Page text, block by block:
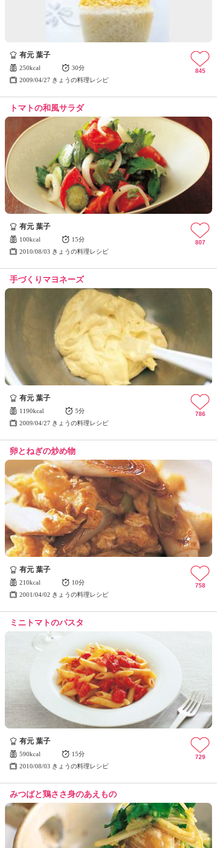
有元 葉子
250kcal
30分
2009/04/27 きょうの料理レシピ
845
トマトの和風サラダ
有元 葉子
100kcal
15分
2010/08/03 きょうの料理レシピ
807
手づくりマヨネーズ
有元 葉子
1190kcal
5分
2009/04/27 きょうの料理レシピ
786
卵とねぎの炒め物
有元 葉子
210kcal
10分
2001/04/02 きょうの料理レシピ
758
ミニトマトのパスタ
有元 葉子
590kcal
15分
2010/08/03 きょうの料理レシピ
729
みつばと鶏ささ身のあえもの